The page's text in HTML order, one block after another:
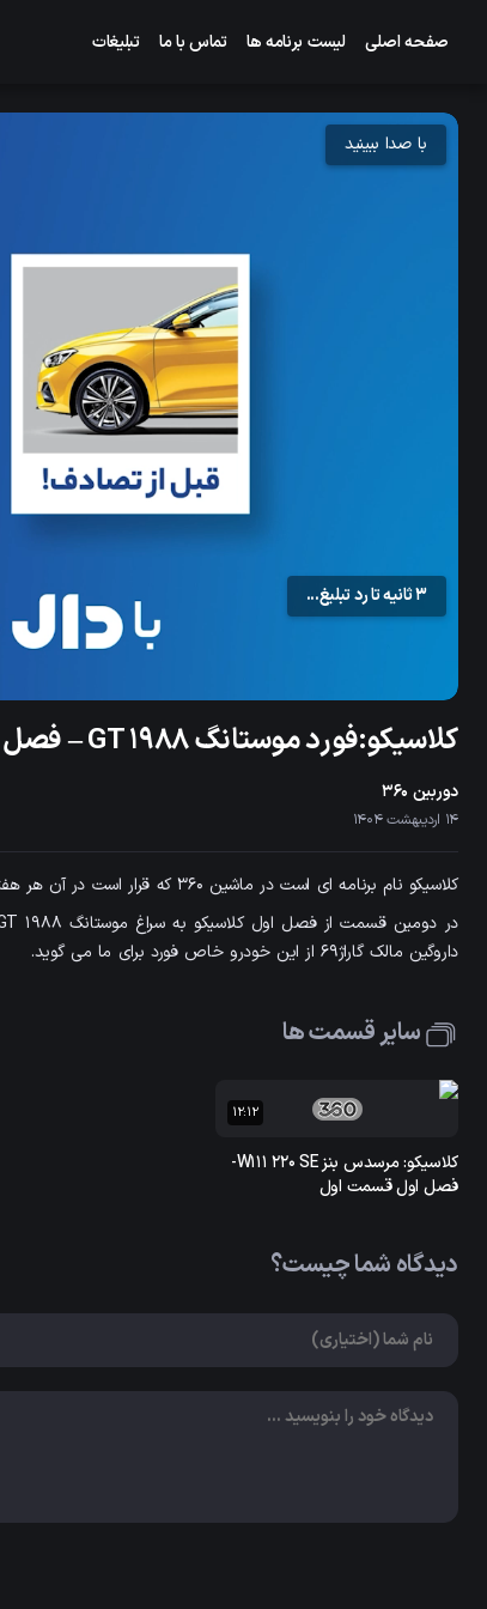
صفحه اصلی لیست برنامه ها تماس با ما تبلیغات
با صدا ببینید
2 ثانیه تا رد تبلیغ...
کلاسیکو:فورد موستانگ GT 1988 – فصل اول – قسمت دوم
دوربین ۳۶۰
14 اردیبهشت 1404
کلاسیکو نام برنامه ای است در ماشین 360 که قرار است در آن هر هفته به معرفی یک خودروی کلاسیک بپردازیم .
داروگین مالک گاراژ69 از این خودرو خاص فورد برای ما می گوید.
سایر قسمت ها
12:12
کلاسیکو: مرسدس بنز W111 220 SE-
فصل اول قسمت اول
دیدگاه شما چیست؟